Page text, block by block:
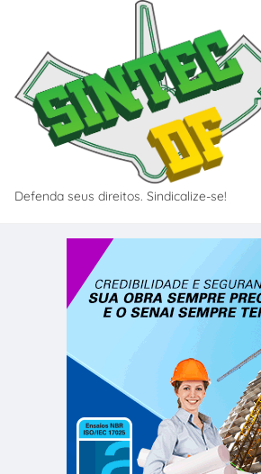
Defenda seus direitos. Sindicalize-se!